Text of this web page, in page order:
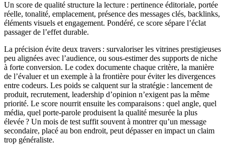
Un score de qualité structure la lecture : pertinence éditoriale, portée
réelle, tonalité, emplacement, présence des messages clés, backlinks,
éléments visuels et engagement. Pondéré, ce score sépare l’éclat
passager de l’effet durable.
La précision évite deux travers : survaloriser les vitrines prestigieuses
peu alignées avec l’audience, ou sous-estimer des supports de niche
à forte conversion. Le codex documente chaque critère, la manière
de l’évaluer et un exemple à la frontière pour éviter les divergences
entre codeurs. Les poids se calquent sur la stratégie : lancement de
produit, recrutement, leadership d’opinion n’exigent pas la même
priorité. Le score nourrit ensuite les comparaisons : quel angle, quel
média, quel porte-parole produisent la qualité mesurée la plus
élevée ? Un mois de test suffit souvent à montrer qu’un message
secondaire, placé au bon endroit, peut dépasser en impact un claim
trop généraliste.